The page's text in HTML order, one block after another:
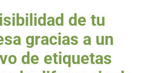
de tu
gracias a un
de etiquetas